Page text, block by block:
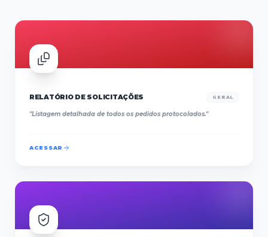
RELATÓRIO DE SOLICITAÇÕES GERAL
"Listagem detalhada de todos os pedidos protocolados."
ACESSAR